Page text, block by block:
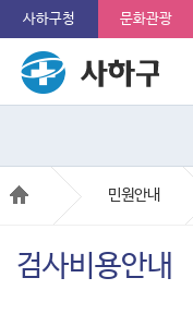
사하구청 문화관광
민원안내
검사비용안내